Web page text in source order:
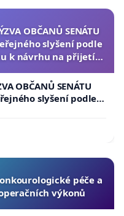
OBČANŮ SENÁTU
slyšení podle
k návrhu na přijetí
OBČANŮ SENÁTU
slyšení podle §
na přijetí
na prezidenta
péče a
výkonů